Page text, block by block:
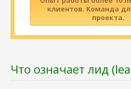
клиентов. Команда
проекта.
Что означает лид